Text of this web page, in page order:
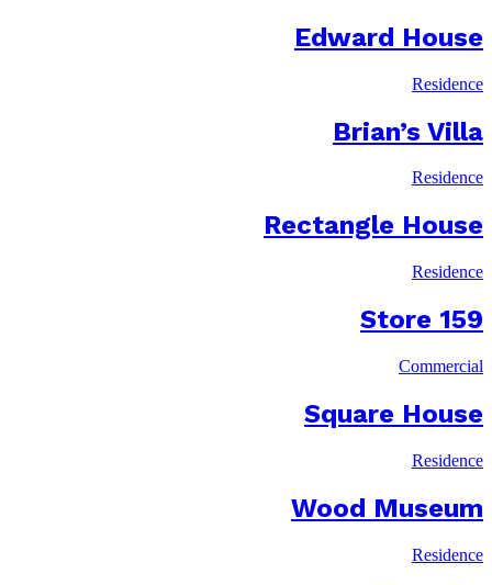
Edward House
Residence
Brian’s Villa
Residence
Rectangle House
Residence
159 Store
Commercial
Square House
Residence
Wood Museum
Residence